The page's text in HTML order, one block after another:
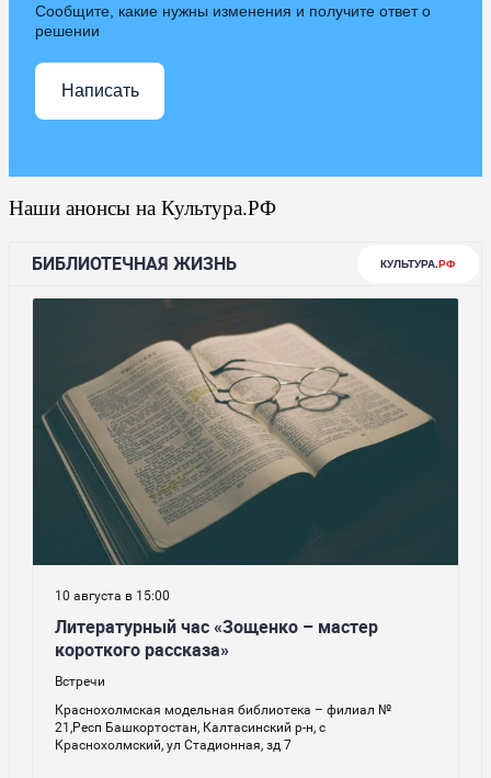
Сообщите, какие нужны изменения и получите ответ о
решении
Написать
Наши анонсы на Культура.РФ